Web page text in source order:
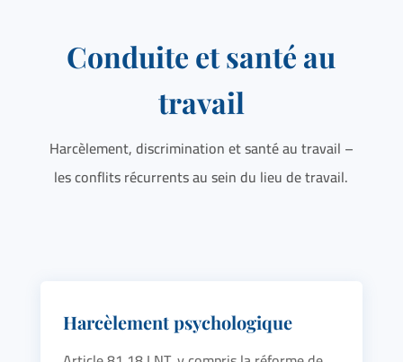
Conduite et santé au
travail
Harcèlement, discrimination et santé au travail –
les conflits récurrents au sein du lieu de travail.
Harcèlement psychologique